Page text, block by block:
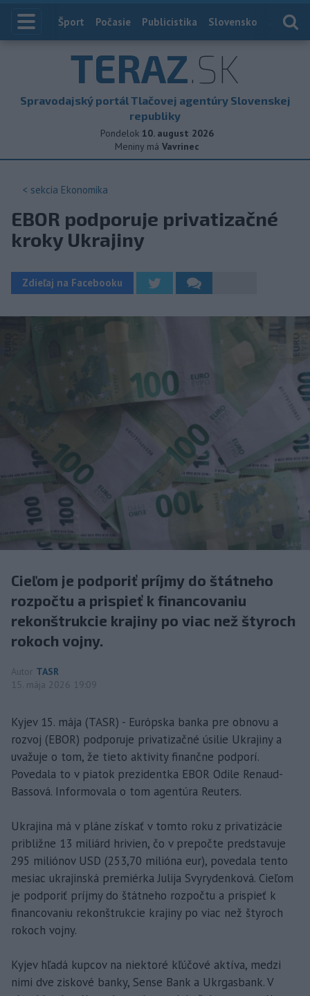
Index
Šport Počasie Publicistika Slovensko
TERAZ.SK
Spravodajský portál Tlačovej agentúry Slovenskej
republiky
Pondelok 10. august 2026
Meniny má Vavrinec
< sekcia Ekonomika
EBOR podporuje privatizačné
kroky Ukrajiny
Zdieľaj na Facebooku
Cieľom je podporiť príjmy do štátneho
rozpočtu a prispieť k financovaniu
rekonštrukcie krajiny po viac než štyroch
rokoch vojny.
Autor TASR
15. mája 2026 19:09
Kyjev 15. mája (TASR) - Európska banka pre obnovu a
rozvoj (EBOR) podporuje privatizačné úsilie Ukrajiny a
uvažuje o tom, že tieto aktivity finančne podporí.
Povedala to v piatok prezidentka EBOR Odile Renaud-
Bassová. Informovala o tom agentúra Reuters.
Ukrajina má v pláne získať v tomto roku z privatizácie
približne 13 miliárd hrivien, čo v prepočte predstavuje
295 miliónov USD (253,70 milióna eur), povedala tento
mesiac ukrajinská premiérka Julija Svyrydenková. Cieľom
je podporiť príjmy do štátneho rozpočtu a prispieť k
financovaniu rekonštrukcie krajiny po viac než štyroch
rokoch vojny.
Kyjev hľadá kupcov na niektoré kľúčové aktíva, medzi
nimi dve ziskové banky, Sense Bank a Ukrgasbank. V